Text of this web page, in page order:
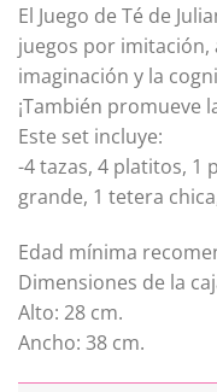
El Juego de Té de
juegos por
imaginación y la
¡También promueve
Este set incluye:
-4 tazas, 4 platitos, 1
grande, 1 tetera
Edad mínima
Dimensiones de la
Alto: 28 cm.
Ancho: 38 cm.